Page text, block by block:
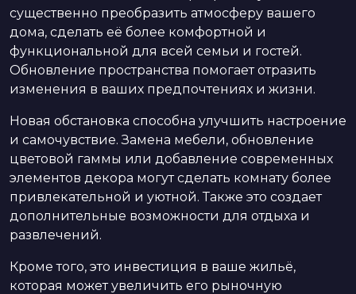
существенно преобразить атмосферу вашего
дома, сделать её более комфортной и
функциональной для всей семьи и гостей.
Обновление пространства помогает отразить
изменения в ваших предпочтениях и жизни.
Новая обстановка способна улучшить настроение
и самочувствие. Замена мебели, обновление
цветовой гаммы или добавление современных
элементов декора могут сделать комнату более
привлекательной и уютной. Также это создает
дополнительные возможности для отдыха и
развлечений.
Кроме того, это инвестиция в ваше жильё,
которая может увеличить его рыночную